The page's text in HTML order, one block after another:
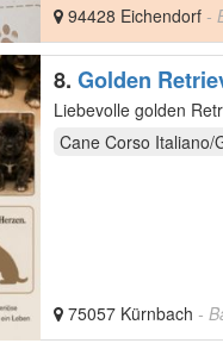
94428 Eichendorf -
8. Golden
Cane Corso Italiano/
75057 Kürnbach -